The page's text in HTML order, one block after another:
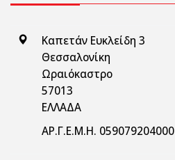
Καπετάν Ευκλείδη 3
Θεσσαλονίκη
Ωραιόκαστρο
57013
ΕΛΛΑΔΑ
ΑΡ.Γ.Ε.Μ.Η. 059079204000